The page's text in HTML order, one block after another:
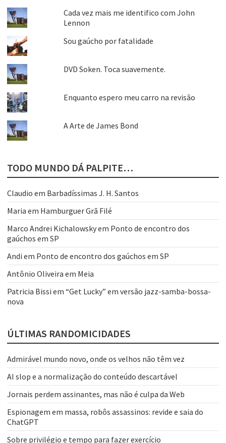
Cada vez mais me identifico com John
Lennon
Sou gaúcho por fatalidade
DVD Soken. Toca suavemente.
Enquanto espero meu carro na revisão
A Arte de James Bond
TODO MUNDO DÁ PALPITE…
Claudio em Barbadíssimas J. H. Santos
Maria em Hamburguer Grã Filé
Marco Andrei Kichalowskyem Ponto de encontro dos
gaúchos em SP
Andi em Ponto de encontro dos gaúchos em SP
Antônio Oliveira em Meia
Patricia Bissi em “Get Lucky” em versão jazz-samba-bossa-
nova
ÚLTIMAS RANDOMICIDADES
Admirável mundo novo, onde os velhos não têm vez
AI slop e a normalização do conteúdo descartável
Jornais perdem assinantes, mas não é culpa da Web
Espionagem em massa, robôs assassinos: revide e saia do
ChatGPT
Sobre privilégio e tempo para fazer exercício